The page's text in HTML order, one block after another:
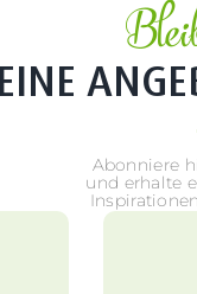
Abonniere
und erhalte